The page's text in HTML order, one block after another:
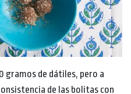
gramos de dátiles, pero a
de las bolitas con